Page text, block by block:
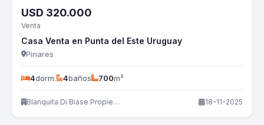
USD 320.000
Venta
Casa Venta en Punta del Este Uruguay
Pinares
4dorm. 4baños 700m²
Blanquita Di Biase Propiedades 18-11-2025